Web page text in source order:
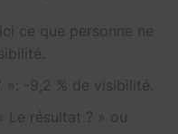
ce que personne ne
»: -9,2 % de visibilité.
Le résultat ? » ou